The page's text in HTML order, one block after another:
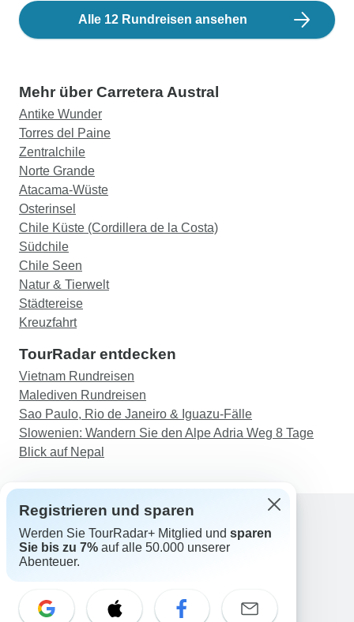
Alle 12 Rundreisen ansehen
Mehr über Carretera Austral
Antike Wunder
Torres del Paine
Zentralchile
Norte Grande
Atacama-Wüste
Osterinsel
Chile Küste (Cordillera de la Costa)
Südchile
Chile Seen
Natur & Tierwelt
Städtereise
Kreuzfahrt
TourRadar entdecken
Vietnam Rundreisen
Malediven Rundreisen
Sao Paulo, Rio de Janeiro & Iguazu-Fälle
Slowenien: Wandern Sie den Alpe Adria Weg 8 Tage
Blick auf Nepal
Support
Kontakt
Schweiz +41 225 183 195
Registrieren und sparen
Werden Sie TourRadar+ Mitglied und sparen
Sie bis zu 7% auf alle 50.000 unserer
Abenteuer.